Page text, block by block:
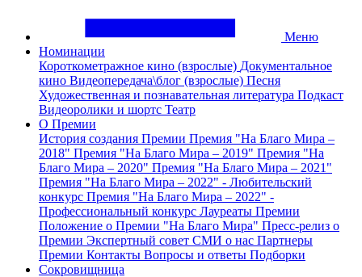
Меню
Номинации
Короткометражное кино (взрослые) Документальное
кино Видеопередача\блог (взрослые) Песня
Художественная и познавательная литература Подкаст
Видеоролики и шортс Театр
О Премии
История создания Премии Премия "На Благо Мира –
2018" Премия "На Благо Мира – 2019" Премия "На
Благо Мира – 2020" Премия "На Благо Мира – 2021"
Премия "На Благо Мира – 2022" - Любительский
конкурс Премия "На Благо Мира – 2022" -
Профессиональный конкурс Лауреаты Премии
Положение о Премии "На Благо Мира" Пресс-релиз о
Премии Экспертный совет СМИ о нас Партнеры
Премии Контакты Вопросы и ответы Подборки
Сокровищница